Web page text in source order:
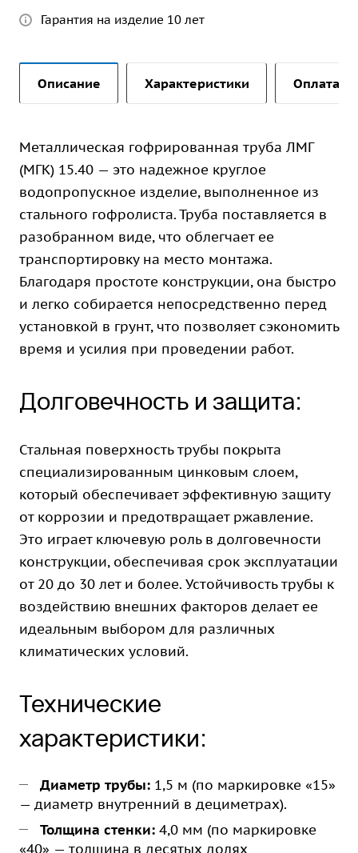
Гарантия на изделие 10 лет
Описание Характеристики Оплата и
Металлическая гофрированная труба ЛМГ
(МГК) 15.40 — это надежное круглое
водопропускное изделие, выполненное из
стального гофролиста. Труба поставляется в
разобранном виде, что облегчает ее
транспортировку на место монтажа.
Благодаря простоте конструкции, она быстро
и легко собирается непосредственно перед
установкой в грунт, что позволяет сэкономить
время и усилия при проведении работ.
Долговечность и защита:
Стальная поверхность трубы покрыта
специализированным цинковым слоем,
который обеспечивает эффективную защиту
от коррозии и предотвращает ржавление.
Это играет ключевую роль в долговечности
конструкции, обеспечивая срок эксплуатации
от 20 до 30 лет и более. Устойчивость трубы к
воздействию внешних факторов делает ее
идеальным выбором для различных
климатических условий.
Технические
характеристики:
Диаметр трубы: 1,5 м (по маркировке «15»
— диаметр внутренний в дециметрах).
Толщина стенки: 4,0 мм (по маркировке
«40» — толщина в десятых долях